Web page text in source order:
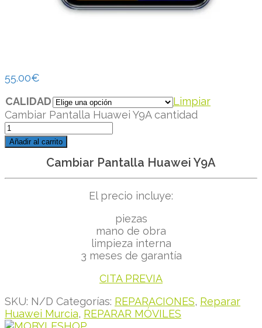
55.00€
CALIDAD
Limpiar
Cambiar Pantalla Huawei Y9A cantidad
Añadir al carrito
Cambiar Pantalla Huawei Y9A
El precio incluye:
piezas
mano de obra
limpieza interna
3 meses de garantía
CITA PREVIA
SKU: N/D Categorías: REPARACIONES, Reparar
Huawei Murcia, REPARAR MÓVILES